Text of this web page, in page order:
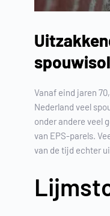
Vanaf eind jaren
Nederland veel
onder andere veel
van EPS-parels.
van de tijd echter